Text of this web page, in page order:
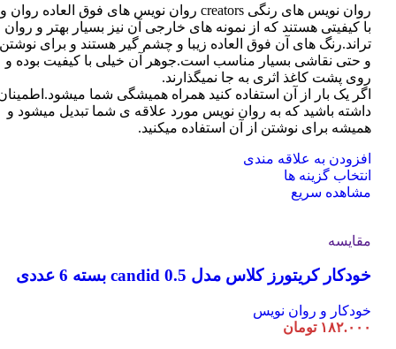
صفحه
محصول
انتخاب
شوند
روان نویس های رنگی creators روان نویس های فوق العاده روان و
با کیفیتی هستند که از نمونه های خارجی آن نیز بسیار بهتر و روان
تراند.رنگ های آن فوق العاده زیبا و چشم گیر هستند و برای نوشتن
و حتی نقاشی بسیار مناسب است.جوهر آن خیلی با کیفیت بوده و
روی پشت کاغذ اثری به جا نمیگذارند.
اگر یک بار از آن استفاده کنید همراه همیشگی شما
داشته باشید که به روان نویس مورد علاقه ی شما تبدیل میشود و
همیشه برای نوشتن از آن استفاده میکنید.
افزودن به علاقه مندی
انتخاب گزینه ها
باشد.
ها
ممکن
مشاهده سریع
مقایسه
خودکار کریتورز کلاس مدل candid 0.5 بسته 6 عددی
خودکار و روان نویس
۱۸۲.۰۰۰ تومان